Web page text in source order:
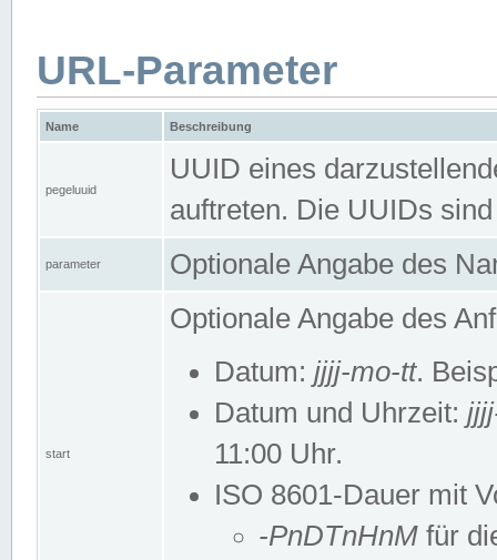
URL-Parameter
Name Beschreibung
pegeluuid
UUID eines
auftreten. Die UUIDs
parameter Optionale Angabe des
start
Optionale Angabe des
Datum: jjjj-mo-tt.
Datum und Uhrzeit:
11:00 Uhr.
ISO 8601-Dauer mit
-PnDTnHnM für